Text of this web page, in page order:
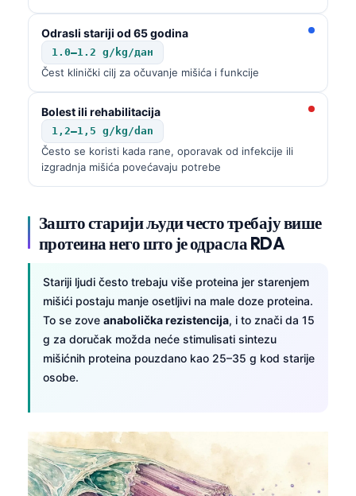
Odrasli stariji od 65 godina
1.0–1.2 g/kg/дан
Čest klinički cilj za očuvanje mišića i funkcije
Bolest ili rehabilitacija
1,2–1,5 g/kg/dan
Često se koristi kada rane, oporavak od infekcije ili
izgradnja mišića povećavaju potrebe
Зашто старији људи често требају више
протеина него што је одрасла RDA
Stariji ljudi često trebaju više proteina jer starenjem
mišići postaju manje osetljivi na male doze proteina.
To se zove anabolička rezistencija, i to znači da 15
g za doručak možda neće stimulisati sintezu
mišićnih proteina pouzdano kao 25–35 g kod starije
osobe.